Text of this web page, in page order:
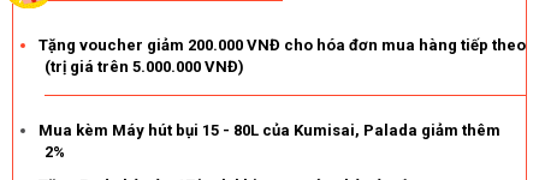
IPC SD 17-400 vẫn luôn là sự chọn lựa hoàn hảo của nhiều đơn
vị.
Tặng voucher giảm 200.000 VNĐ cho hóa đơn mua hàng tiếp theo
(trị giá trên 5.000.000 VNĐ)
Mua kèm Máy hút bụi 15 - 80L của Kumisai, Palada giảm thêm
2%